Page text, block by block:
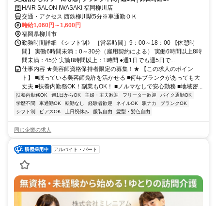
HAIR SALON IWASAKI 福岡柳川店
交通・アクセス 西鉄柳川駅5分※車通勤ＯＫ
時給1,060円～1,600円
福岡県柳川市
勤務時間詳細 《シフト制》 ［営業時間］9：00～18：00 【休憩時
間】 実働6時間未満：0～30分（雇用契約による） 実働6時間以上8時
間未満：45分 実働8時間以上：1時間 ●週1日でも週5日で...
仕事内容 ★美容師資格保持者限定の募集！★ 【この求人のポイン
ト】 ■眠っている美容師免許を活かせる ■何年ブランクがあっても大
丈夫 ■扶養内勤務OK！副業もOK！ ■ノルマなしで安心勤務 ■地域密...
扶養内勤務OK 週1日からOK 主婦・主夫歓迎 フリーター歓迎
バイク通勤OK
学歴不問
車通勤OK 転勤なし 経験者歓迎 ネイルOK 駅ナカ
ブランクOK
シフト制
ピアスOK 土日祝休み 服装自由 髪型・髪色自由
同じ企業の求人
アルバイト・パート